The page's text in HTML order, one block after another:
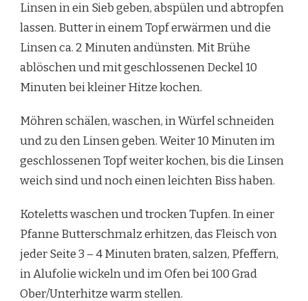
Linsen in ein Sieb geben, abspülen und abtropfen
lassen. Butter in einem Topf erwärmen und die
Linsen ca. 2 Minuten andünsten. Mit Brühe
ablöschen und mit geschlossenen Deckel 10
Minuten bei kleiner Hitze kochen.
Möhren schälen, waschen, in Würfel schneiden
und zu den Linsen geben. Weiter 10 Minuten im
geschlossenen Topf weiter kochen, bis die Linsen
weich sind und noch einen leichten Biss haben.
Koteletts waschen und trocken Tupfen. In einer
Pfanne Butterschmalz erhitzen, das Fleisch von
jeder Seite 3 – 4 Minuten braten, salzen, Pfeffern,
in Alufolie wickeln und im Ofen bei 100 Grad
Ober/Unterhitze warm stellen.